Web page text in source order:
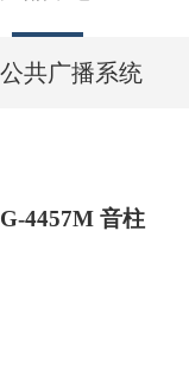
公共广播系统
G-4457M 音柱